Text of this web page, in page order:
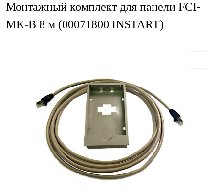
Монтажный комплект для панели FCI-
MK-B 8 м (00071800 INSTART)